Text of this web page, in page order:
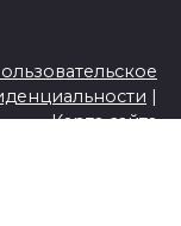
Карта сайта